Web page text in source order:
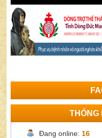
THỐNG
Đang online: 16